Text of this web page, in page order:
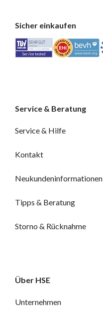
Sicher einkaufen
Service & Beratung
Service & Hilfe
Kontakt
Neukundeninformationen
Tipps & Beratung
Storno & Rücknahme
Über HSE
Unternehmen